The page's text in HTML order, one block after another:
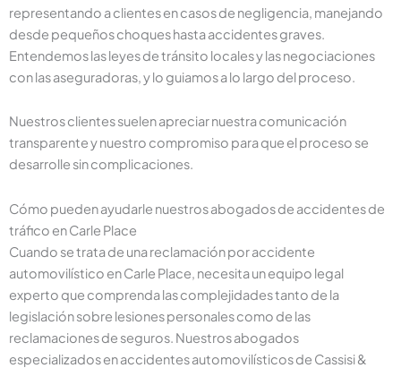
representando a clientes en casos de negligencia, manejando
desde pequeños choques hasta accidentes graves.
Entendemos las leyes de tránsito locales y las negociaciones
con las aseguradoras, y lo guiamos a lo largo del proceso.
Nuestros clientes suelen apreciar nuestra comunicación
transparente y nuestro compromiso para que el proceso se
desarrolle sin complicaciones.
Cómo pueden ayudarle nuestros abogados de accidentes de
tráfico en Carle Place
Cuando se trata de una reclamación por accidente
automovilístico en Carle Place, necesita un equipo legal
experto que comprenda las complejidades tanto de la
legislación sobre lesiones personales como de las
reclamaciones de seguros. Nuestros abogados
especializados en accidentes automovilísticos de Cassisi &